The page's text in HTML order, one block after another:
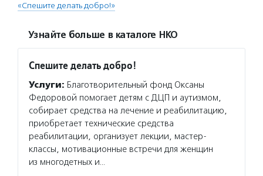
«Спешите делать добро!»
Узнайте больше в каталоге НКО
Спешите делать добро!
Услуги: Благотворительный фонд Оксаны
Федоровой помогает детям с ДЦП и аутизмом,
собирает средства на лечение и реабилитацию,
приобретает технические средства
реабилитации, организует лекции, мастер-
классы, мотивационные встречи для женщин
из многодетных и…